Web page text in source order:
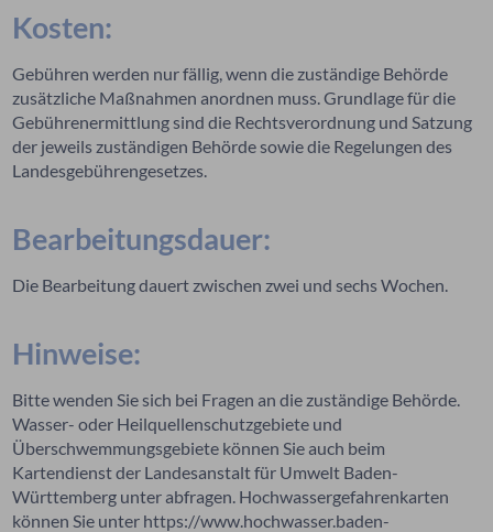
Kosten:
Gebühren werden nur fällig, wenn die zuständige Behörde
zusätzliche Maßnahmen anordnen muss. Grundlage für die
Gebührenermittlung sind die Rechtsverordnung und Satzung
der jeweils zuständigen Behörde sowie die Regelungen des
Landesgebührengesetzes.
Bearbeitungsdauer:
Die Bearbeitung dauert zwischen zwei und sechs Wochen.
Hinweise:
Bitte wenden Sie sich bei Fragen an die zuständige Behörde.
Wasser- oder Heilquellenschutzgebiete und
Überschwemmungsgebiete können Sie auch beim
Kartendienst der Landesanstalt für Umwelt Baden-
Württemberg unter abfragen. Hochwassergefahrenkarten
können Sie unter https://www.hochwasser.baden-